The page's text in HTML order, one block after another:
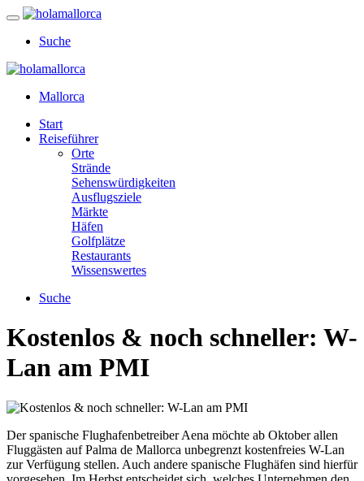
Suche
Mallorca
Start
Reiseführer
Orte
Strände
Sehenswürdigkeiten
Ausflugsziele
Märkte
Häfen
Golfplätze
Restaurants
Wissenswertes
Suche
Kostenlos & noch schneller: W-
Lan am PMI
Der spanische Flughafenbetreiber Aena möchte ab Oktober allen
Fluggästen auf Palma de Mallorca unbegrenzt kostenfreies W-Lan
zur Verfügung stellen. Auch andere spanische Flughäfen sind hierfür